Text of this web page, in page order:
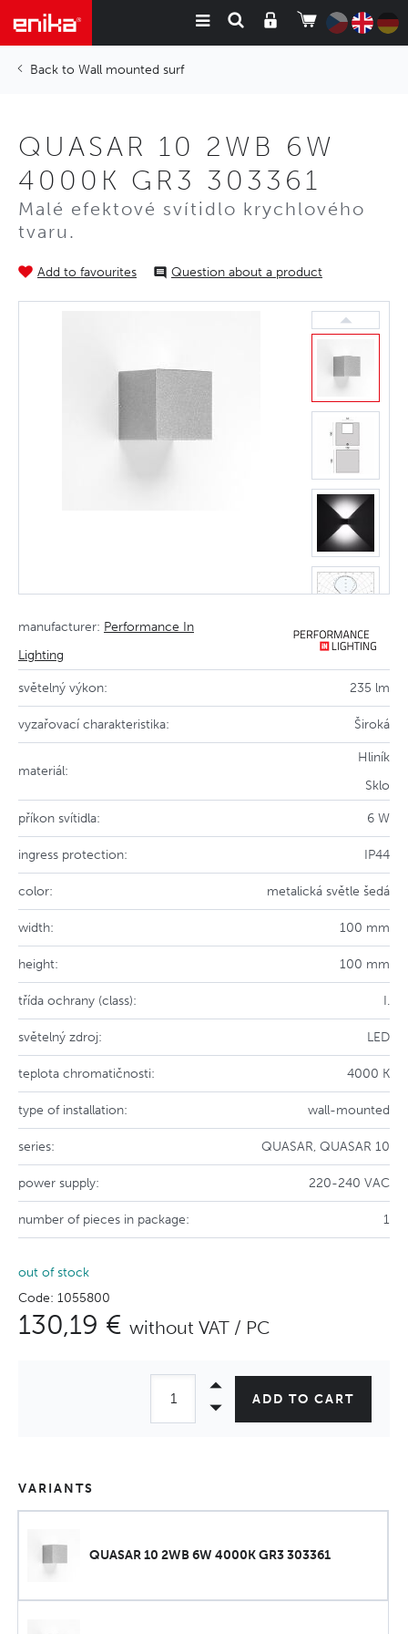
Wall mounted surf
QUASAR 10 2WB 6W
4000K GR3 303361
Malé efektové svítidlo krychlového
tvaru.
Add to favourites Question about a product
manufacturer: Performance In
Lighting
světelný výkon: 235 lm
vyzařovací charakteristika: Široká
materiál:
Hliník
Sklo
příkon svítidla: 6 W
ingress protection: IP44
color: metalická světle šedá
width: 100 mm
height: 100 mm
třída ochrany (class): I.
světelný zdroj: LED
teplota chromatičnosti: 4000 K
type of installation: wall-mounted
series: QUASAR, QUASAR 10
power supply: 220-240 VAC
number of pieces in package: 1
out of stock
Code: 1055800
130,19 € without VAT / PC
ADD TO CART
VARIANTS
QUASAR 10 2WB 6W 4000K GR3 303361